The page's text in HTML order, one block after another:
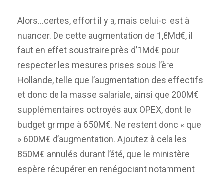
Alors…certes, effort il y a, mais celui-ci est à
nuancer. De cette augmentation de 1,8Md€, il
faut en effet soustraire près d’1Md€ pour
respecter les mesures prises sous l’ère
Hollande, telle que l’augmentation des effectifs
et donc de la masse salariale, ainsi que 200M€
supplémentaires octroyés aux OPEX, dont le
budget grimpe à 650M€. Ne restent donc « que
» 600M€ d’augmentation. Ajoutez à cela les
850M€ annulés durant l’été, que le ministère
espère récupérer en renégociant notamment